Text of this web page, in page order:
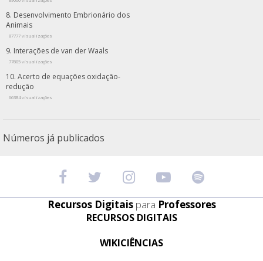
Desenvolvimento Embrionário dos
Animais
87777 visualizações
Interações de van der Waals
77805 visualizações
Acerto de equações oxidação-
redução
66384 visualizações
Números já publicados
Recursos Digitais para Professores
RECURSOS DIGITAIS
WIKICIÊNCIAS